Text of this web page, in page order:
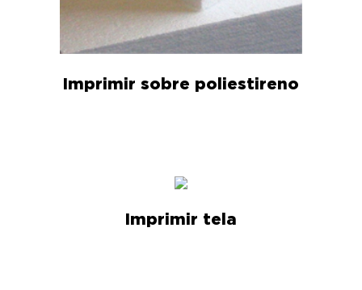
Imprimir sobre poliestireno
Imprimir tela